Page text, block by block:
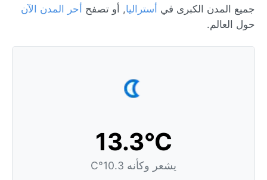
جميع المدن الكبرى في أستراليا, أو تصفح أحر المدن الآن
حول العالم.
13.3°C
يشعر وكأنه 10.3°C